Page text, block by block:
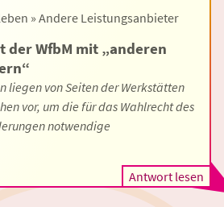
» Andere Leistungsanbieter
der WfbM mit „anderen
liegen von Seiten der Werkstätten
vor, um die für das Wahlrecht des
notwendige
Antwort lesen